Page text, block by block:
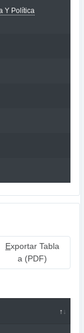
Y Política
Exportar Tabla
a (PDF)